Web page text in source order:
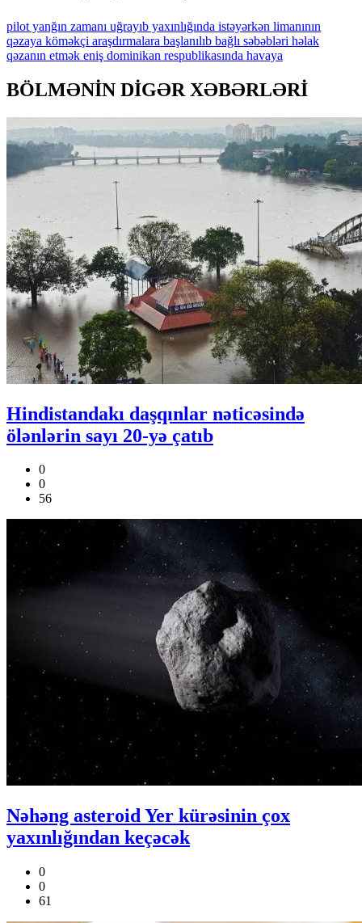
pilot yanğın zamanı uğrayıb yaxınlığında istəyərkən limanının
qəzaya köməkçi araşdırmalara başlanılıb bağlı səbəbləri həlak
qəzanın etmək eniş dominikan respublikasında havaya
BÖLMƏNİN DİGƏR XƏBƏRLƏRİ
Hindistandakı daşqınlar nəticəsində
ölənlərin sayı 20-yə çatıb
0
0
56
Nəhəng asteroid Yer kürəsinin çox
yaxınlığından keçəcək
0
0
61